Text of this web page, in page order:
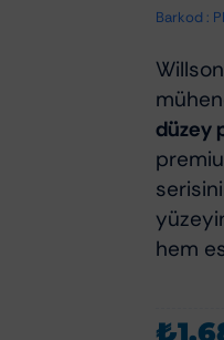
Aşındırıcı PastalarBarkod :
düzey
hem
₺